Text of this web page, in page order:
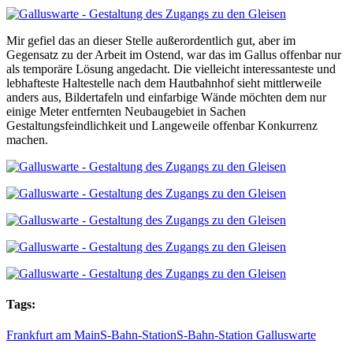
Mir gefiel das an dieser Stelle außerordentlich gut, aber im
Gegensatz zu der Arbeit im Ostend, war das im Gallus offenbar nur
als temporäre Lösung angedacht. Die vielleicht interessanteste und
lebhafteste Haltestelle nach dem Hautbahnhof sieht mittlerweile
anders aus, Bildertafeln und einfarbige Wände möchten dem nur
einige Meter entfernten Neubaugebiet in Sachen
Gestaltungsfeindlichkeit und Langeweile offenbar Konkurrenz
machen.
Tags:
Frankfurt am MainS-Bahn-StationS-Bahn-Station Galluswarte